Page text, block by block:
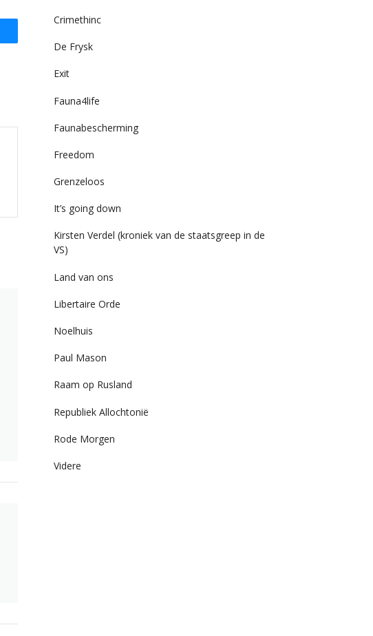
Crimethinc
De Frysk
Exit
Fauna4life
Faunabescherming
Freedom
Grenzeloos
It’s going down
Kirsten Verdel (kroniek van de staatsgreep in de
VS)
Land van ons
Libertaire Orde
Noelhuis
Paul Mason
Raam op Rusland
Republiek Allochtonië
Rode Morgen
Videre